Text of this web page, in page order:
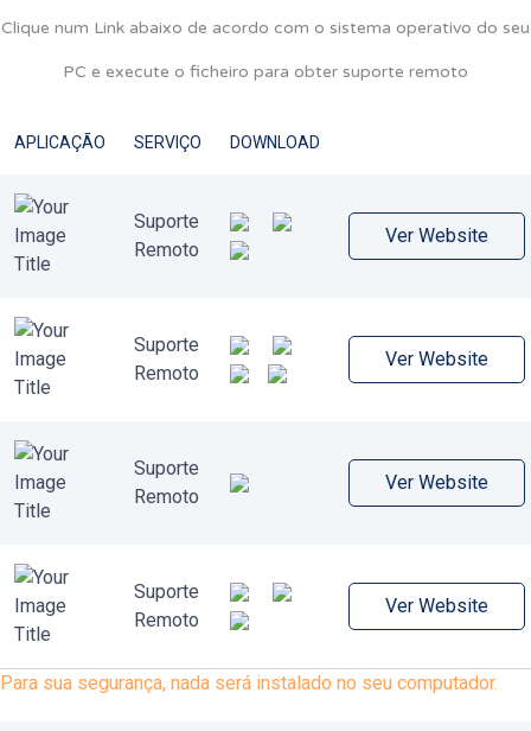
Clique num Link abaixo de acordo com o sistema operativo do seu
PC e execute o ficheiro para obter suporte remoto
APLICAÇÃO SERVIÇO DOWNLOAD
Suporte
Remoto
Ver Website
Suporte
Remoto
Ver Website
Suporte
Remoto
Ver Website
Suporte
Remoto
Ver Website
Para sua segurança, nada será instalado no seu computador.